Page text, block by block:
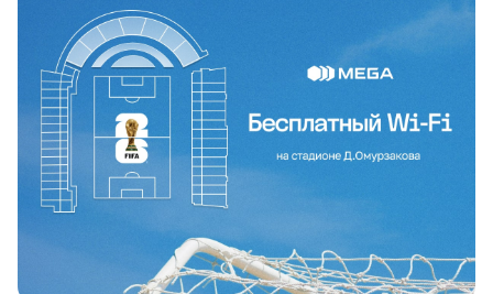
eSIM M2M
Услуги
Развлечения Соц.сети
Компания